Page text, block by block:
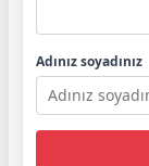
Adınız soyadınız